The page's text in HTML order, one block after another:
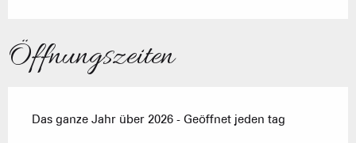
Öffnungszeiten
Das ganze Jahr über 2026 - Geöffnet jeden tag